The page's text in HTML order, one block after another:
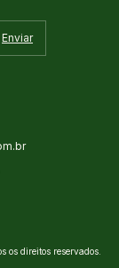
direitos reservados.